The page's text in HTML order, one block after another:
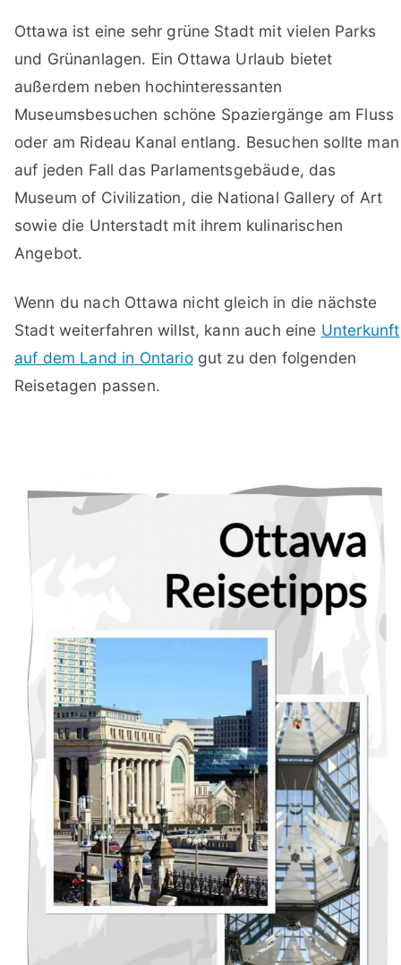
Ottawa ist eine sehr grüne Stadt mit vielen Parks
und Grünanlagen. Ein Ottawa Urlaub bietet
außerdem neben hochinteressanten
Museumsbesuchen schöne Spaziergänge am Fluss
oder am Rideau Kanal entlang. Besuchen sollte man
auf jeden Fall das Parlamentsgebäude, das
Museum of Civilization, die National Gallery of Art
sowie die Unterstadt mit ihrem kulinarischen
Angebot.
Wenn du nach Ottawa nicht gleich in die nächste
Stadt weiterfahren willst, kann auch eine Unterkunft
auf dem Land in Ontariogut zu den folgenden
Reisetagen passen.